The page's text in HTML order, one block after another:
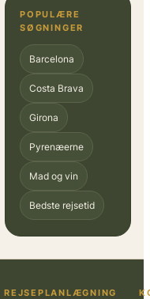
POPULÆRE
SØGNINGER
Barcelona
Costa Brava
Girona
Pyrenæerne
Mad og vin
Bedste rejsetid
REJSEPLANLÆGNING